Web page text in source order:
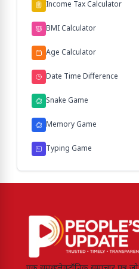
Income Tax Calculator
BMI Calculator
Age Calculator
Date Time Difference
Snake Game
Memory Game
Typing Game